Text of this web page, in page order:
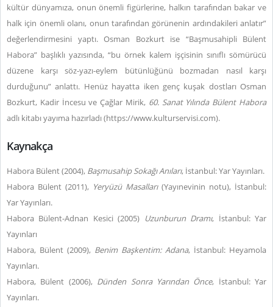
kültür dünyamıza, onun önemli figürlerine, halkın tarafından bakar ve
halk için önemli olanı, onun tarafından görünenin ardındakileri anlatır”
değerlendirmesini yaptı. Osman Bozkurt ise “Başmusahipli Bülent
Habora” başlıklı yazısında, “bu örnek kalem işçisinin sınıflı sömürücü
düzene karşı söz-yazı-eylem bütünlüğünü bozmadan nasıl karşı
durduğunu” anlattı. Henüz hayatta iken genç kuşak dostları Osman
Bozkurt, Kadir İncesu ve Çağlar Mirik, 60. Sanat Yılında Bülent Habora
adlı kitabı yayıma hazırladı (https://www.kulturservisi.com).
Kaynakça
Habora Bülent (2004), Başmusahip SokağıAnıları, İstanbul: Yar Yayınları.
Habora Bülent (2011), Yeryüzü Masalları(Yayınevinin notu), İstanbul:
Yar Yayınları.
Habora Bülent-Adnan Kesici (2005) Uzunburun Dramı, İstanbul: Yar
Yayınları
Habora, Bülent (2009), Benim Başkentim: Adana, İstanbul: Heyamola
Yayınları.
Habora, Bülent (2006), Dünden Sonra Yarından Önce, İstanbul: Yar
Yayınları.